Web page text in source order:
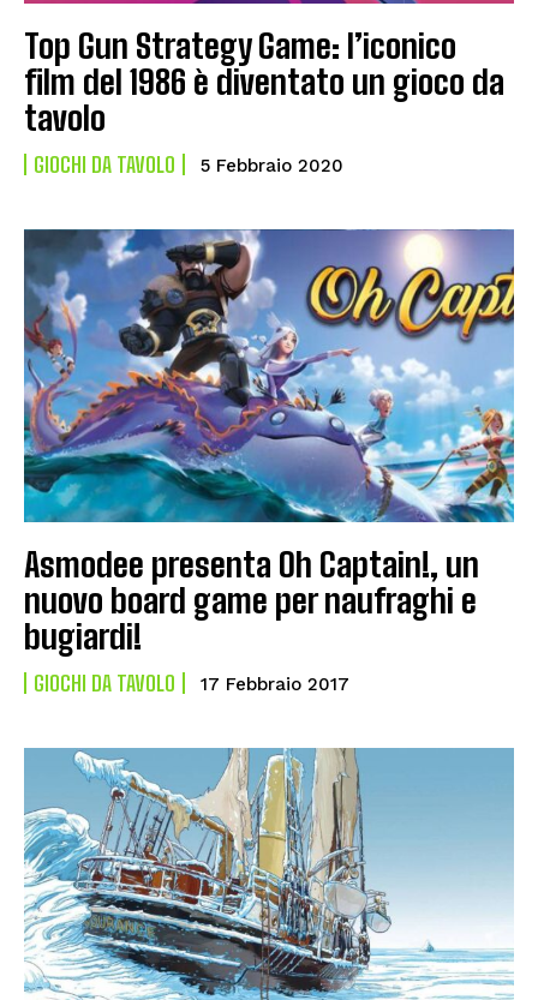
Top Gun Strategy Game: l’iconico
film del 1986 è diventato un gioco da
tavolo
GIOCHI DA TAVOLO 5 Febbraio 2020
Asmodee presenta Oh Captain!, un
nuovo board game per naufraghi e
bugiardi!
GIOCHI DA TAVOLO 17 Febbraio 2017